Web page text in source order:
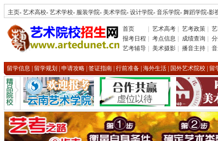
主页- 艺术高校- 艺术学校- 服装学院- 美术学院- 设计学院- 音乐学院- 舞蹈学院-影
首页 艺术高考 艺考政策
报考日程
考点信息 成绩查询
艺考辅导
美术摄影 播音主持
留学信息 留学规划 申请攻略 签证指南 行前准备 海外生活 国外艺术院校 留